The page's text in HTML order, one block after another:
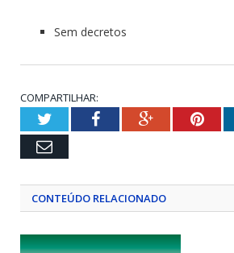
Sem decretos
COMPARTILHAR:
TwitterFacebookGoogle+
Email
CONTEÚDO RELACIONADO